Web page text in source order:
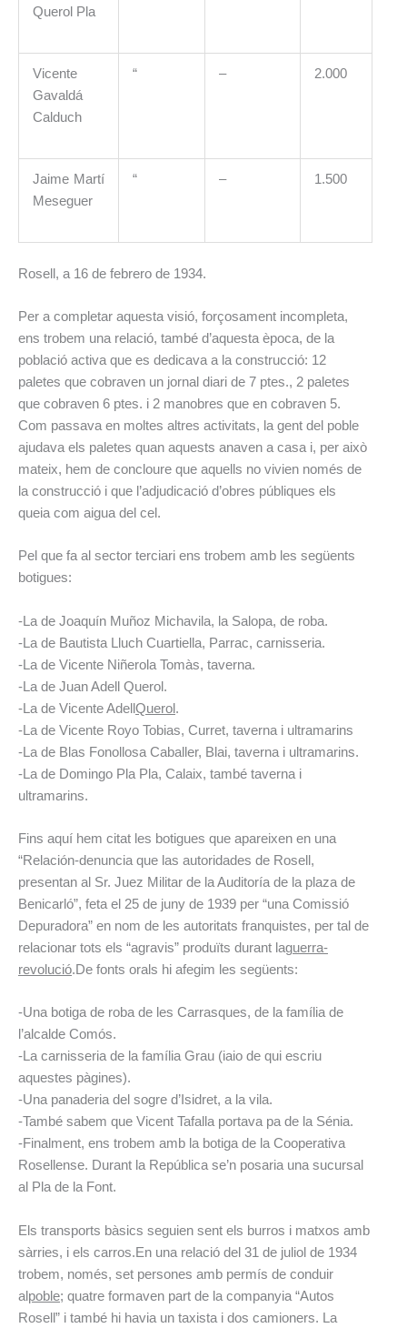
Querol Pla
Vicente
Gavaldá
Calduch
“ – 2.000
Jaime Martí
Meseguer
“ – 1.500
Rosell, a 16 de febrero de 1934.
Per a completar aquesta visió, forçosament incompleta,
ens trobem una relació, també d’aquesta època, de la
població activa que es dedicava a la construcció: 12
paletes que cobraven un jornal diari de 7 ptes., 2 paletes
que cobraven 6 ptes. i 2 manobres que en cobraven 5.
Com passava en moltes altres activitats, la gent del poble
ajudava els paletes quan aquests anaven a casa i, per això
mateix, hem de concloure que aquells no vivien només de
la construcció i que l’adjudicació d’obres públiques els
queia com aigua del cel.
Pel que fa al sector terciari ens trobem amb les següents
botigues:
-La de Joaquín Muñoz Michavila, la Salopa, de roba.
-La de Bautista Lluch Cuartiella, Parrac, carnisseria.
-La de Vicente Niñerola Tomàs, taverna.
-La de Juan Adell Querol.
-La de Vicente Adell Querol .
-La de Vicente Royo Tobias, Curret, taverna i ultramarins
-La de Blas Fonollosa Caballer, Blai, taverna i ultramarins.
-La de Domingo Pla Pla, Calaix, també taverna i
ultramarins.
Fins aquí hem citat les botigues que apareixen en una
“Relación-denuncia que las autoridades de Rosell,
presentan al Sr. Juez Militar de la Auditoría de la plaza de
Benicarló”, feta el 25 de juny de 1939 per “una Comissió
Depuradora” en nom de les autoritats franquistes, per tal de
relacionar tots els “agravis” produïts durant laguerra-
revolució.De fonts orals hi afegim les següents:
-Una botiga de roba de les Carrasques, de la família de
l’alcalde Comós.
-La carnisseria de la família Grau (iaio de qui escriu
aquestes pàgines).
-Una panaderia del sogre d’Isidret, a la vila.
-També sabem que Vicent Tafalla portava pa de la Sénia.
-Finalment, ens trobem amb la botiga de la Cooperativa
Rosellense. Durant la República se’n posaria una sucursal
al Pla de la Font.
Els transports bàsics seguien sent els burros i matxos amb
sàrries, i els carros.En una relació del 31 de juliol de 1934
trobem, només, set persones amb permís de conduir
al poble; quatre formaven part de la companyia “Autos
Rosell” i també hi havia un taxista i dos camioners. La